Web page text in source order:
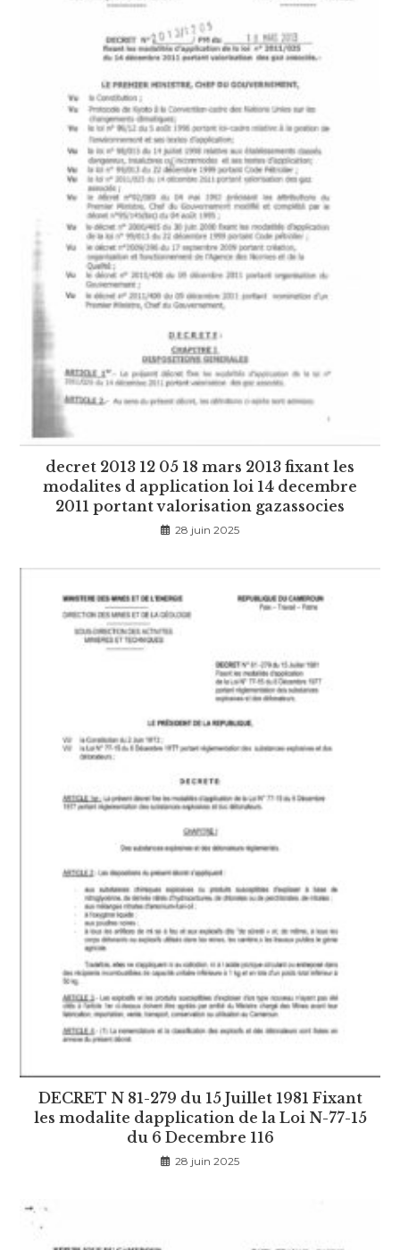
decret 2013 12 05 18 mars 2013 fixant les
modalites d application loi 14 decembre
2011 portant valorisation gazassocies
28 juin 2025
DECRET N 81-279 du 15 Juillet 1981 Fixant
les modalite dapplication de la Loi N-77-15
du 6 Decembre 116
28 juin 2025